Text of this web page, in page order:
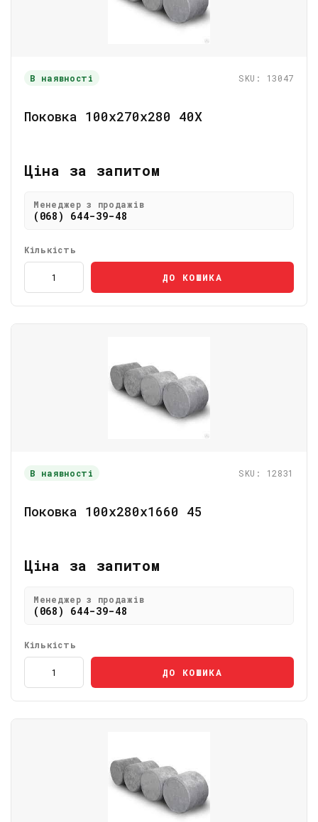
В наявності SKU: 13047
Поковка 100х270х280 40Х
Ціна за запитом
Менеджер з продажів
(068) 644-39-48
Кількість
ДО КОШИКА
В наявності SKU: 12831
Поковка 100х280х1660 45
Ціна за запитом
Менеджер з продажів
(068) 644-39-48
Кількість
ДО КОШИКА